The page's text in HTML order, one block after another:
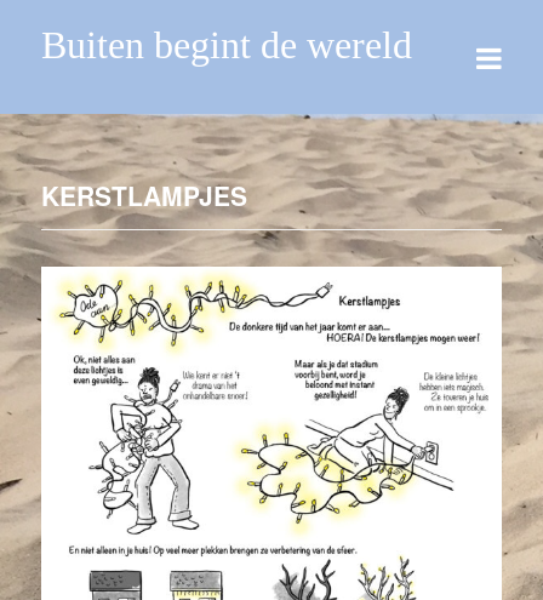
Buiten begint de wereld
KERSTLAMPJES